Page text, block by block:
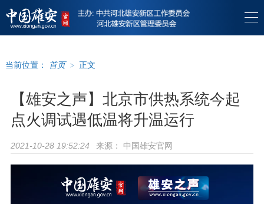
当前位置： 首页 > 正文
【雄安之声】北京市供热系统今起
点火调试遇低温将升温运行
2021-10-28 19:52:24 来源： 中国雄安官网